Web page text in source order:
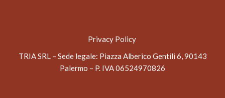
Privacy Policy
TRIA SRL – Sede legale: Piazza Alberico Gentili 6, 90143
Palermo – P. IVA 06524970826